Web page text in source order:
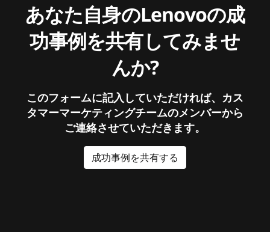
あなた自身のLenovoの成
功事例を共有してみませ
んか?
このフォームに記入していただければ、カス
タマーマーケティングチームのメンバーから
ご連絡させていただきます。
成功事例を共有する